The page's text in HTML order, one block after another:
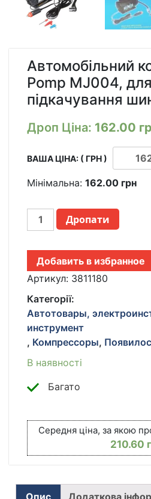
Автомобільний
Pomp MJ004, для
підкачування
Дроп Ціна: 162.00
ВАША ЦІНА: ( ГРН )
Мінімальна: 162.00 грн
АВТОМОБИЛЬНЫЙ
КОМПРЕССОР
POMP
MJ004,
ДЛЯ
ШИН,
АВТОНАСОС
КІЛЬКІСТЬ
Дропати
Добавить в избранное
Артикул: 3811180
Категорії:
Автотовары,
инструмент
, Компрессоры,
В наявності
Багато
Середня ціна, за якою
210.60
Опис Додаткова